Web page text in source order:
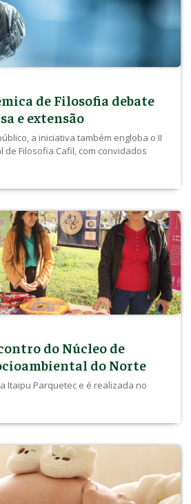
de Filosofia debate
e extensão
a iniciativa também engloba o II
de Filosofia Cafil, com convidados
do Núcleo de
do Norte
Itaipu Parquetec e é realizada no